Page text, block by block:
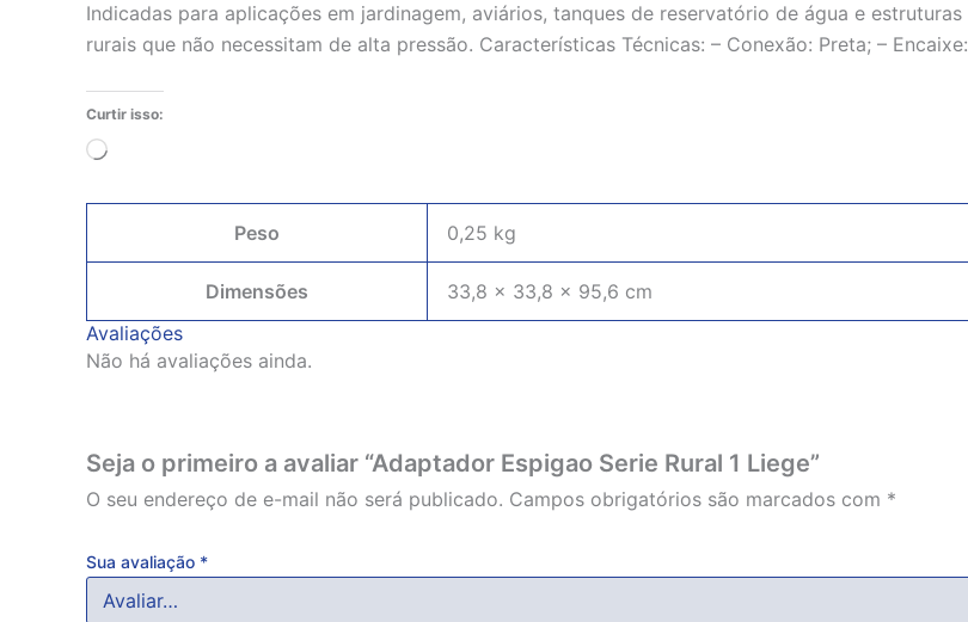
Indicadas para aplicações em jardinagem, aviários, tanques de reservatório de água e estruturas
rurais que não necessitam de alta pressão. Características Técnicas: – Conexão: Preta; – Encaixe:
Curtir isso:
Carregando...
Peso 0,25 kg
Dimensões
33,8 × 33,8 × 95,6 cm
Avaliações
Não há avaliações ainda.
Seja o primeiro a avaliar “Adaptador Espigao Serie Rural 1 Liege”
O seu endereço de e-mail não será publicado. Campos obrigatórios são marcados com *
Sua avaliação *